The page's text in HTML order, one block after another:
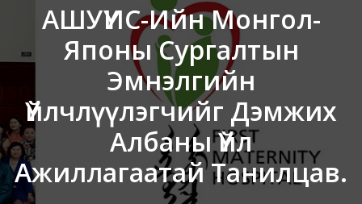
АШУҮИС-Ийн Монгол-
Японы Сургалтын
Эмнэлгийн
Үйлчлүүлэгчийг Дэмжих
Албаны Үйл
Ажиллагаатай Танилцав.